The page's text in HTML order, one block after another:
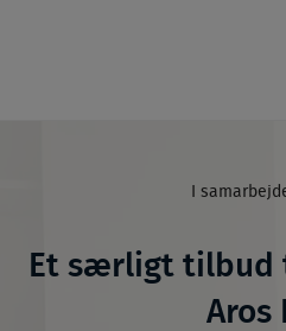
I
Et særligt tilbud
Aros